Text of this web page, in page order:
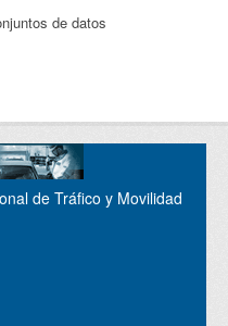
de datos
de Tráfico y Movilidad